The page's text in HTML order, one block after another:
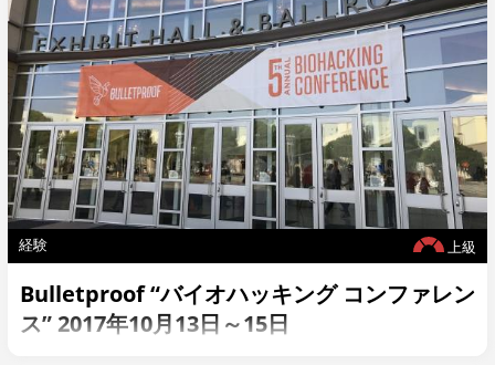
上級
経験
Bulletproof “バイオハッキング コンファレン
ス” 2017年10月13日～15日